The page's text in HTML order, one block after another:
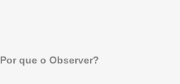
Por que o Observer?